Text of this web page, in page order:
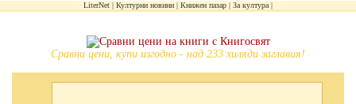
LiterNet Културни новини Книжен пазар За култура
Сравни цени, купи изгодно - над 233 хиляди заглавия!